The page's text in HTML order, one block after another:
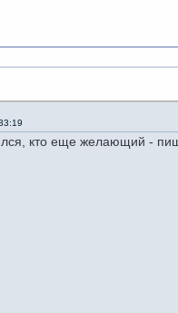
кто еще желающий -